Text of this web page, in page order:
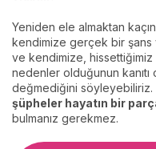
Yeniden ele almaktan
kendimize gerçek bir şans
ve kendimize,
nedenler olduğunun
değmediğini söyleyebiliriz.
şüpheler hayatın bir
bulmanız gerekmez.